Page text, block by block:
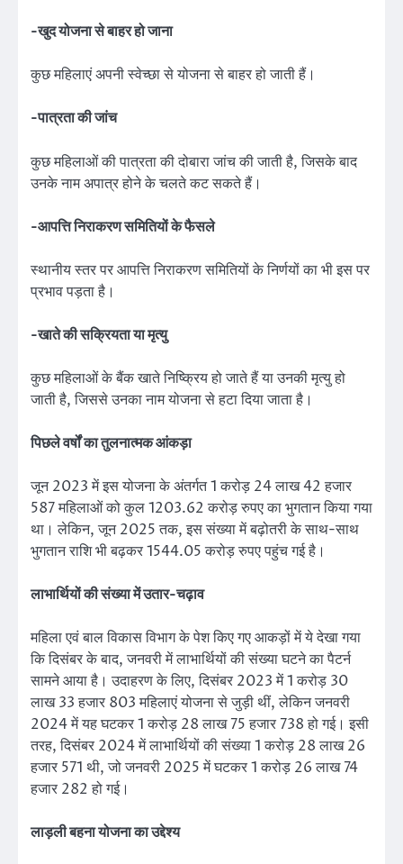
-खुद योजना से बाहर हो जाना
कुछ महिलाएं अपनी स्वेच्छा से योजना से बाहर हो जाती हैं।
-पात्रता की जांच
कुछ महिलाओं की पात्रता की दोबारा जांच की जाती है, जिसके बाद
उनके नाम अपात्र होने के चलते कट सकते हैं।
-आपत्ति निराकरण समितियों के फैसले
स्थानीय स्तर पर आपत्ति निराकरण समितियों के निर्णयों का भी इस पर
प्रभाव पड़ता है।
-खाते की सक्रियता या मृत्यु
कुछ महिलाओं के बैंक खाते निष्क्रिय हो जाते हैं या उनकी मृत्यु हो
जाती है, जिससे उनका नाम योजना से हटा दिया जाता है।
पिछले वर्षों का तुलनात्मक आंकड़ा
जून 2023 में इस योजना के अंतर्गत 1 करोड़ 24 लाख 42 हजार
587 महिलाओं को कुल 1203.62 करोड़ रुपए का भुगतान किया गया
था। लेकिन, जून 2025 तक, इस संख्या में बढ़ोतरी के साथ-साथ
भुगतान राशि भी बढ़कर 1544.05 करोड़ रुपए पहुंच गई है।
लाभार्थियों की संख्या में उतार-चढ़ाव
महिला एवं बाल विकास विभाग के पेश किए गए आकड़ों में ये देखा गया
कि दिसंबर के बाद, जनवरी में लाभार्थियों की संख्या घटने का पैटर्न
सामने आया है। उदाहरण के लिए, दिसंबर 2023 में 1 करोड़ 30
लाख 33 हजार 803 महिलाएं योजना से जुड़ी थीं, लेकिन जनवरी
2024 में यह घटकर 1 करोड़ 28 लाख 75 हजार 738 हो गई। इसी
तरह, दिसंबर 2024 में लाभार्थियों की संख्या 1 करोड़ 28 लाख 26
हजार 571 थी, जो जनवरी 2025 में घटकर 1 करोड़ 26 लाख 74
हजार 282 हो गई।
लाड़ली बहना योजना का उद्देश्य